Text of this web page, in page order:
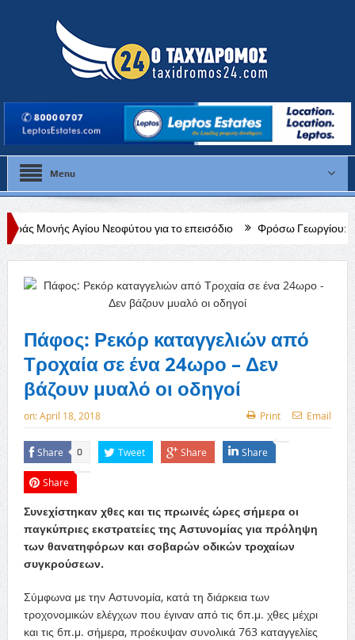
Menu
Νεοφύτου για το επεισόδιο Φρόσω Γεωργίου: «Διαρκής,
Πάφος: Ρεκόρ καταγγελιών από
Τροχαία σε ένα 24ωρο – Δεν
βάζουν μυαλό οι οδηγοί
on:April 18, 2018 Print Email
Share 0 Tweet Share Share
Share
Συνεχίστηκαν χθες και τις πρωινές ώρες σήμερα οι
παγκύπριες εκστρατείες της Αστυνομίας για πρόληψη
των θανατηφόρων και σοβαρών οδικών τροχαίων
συγκρούσεων.
Σύμφωνα με την Αστυνομία, κατά τη διάρκεια των
τροχονομικών ελέγχων που έγιναν από τις 6π.μ. χθες μέχρι
και τις 6π.μ. σήμερα, προέκυψαν συνολικά 763 καταγγελίες